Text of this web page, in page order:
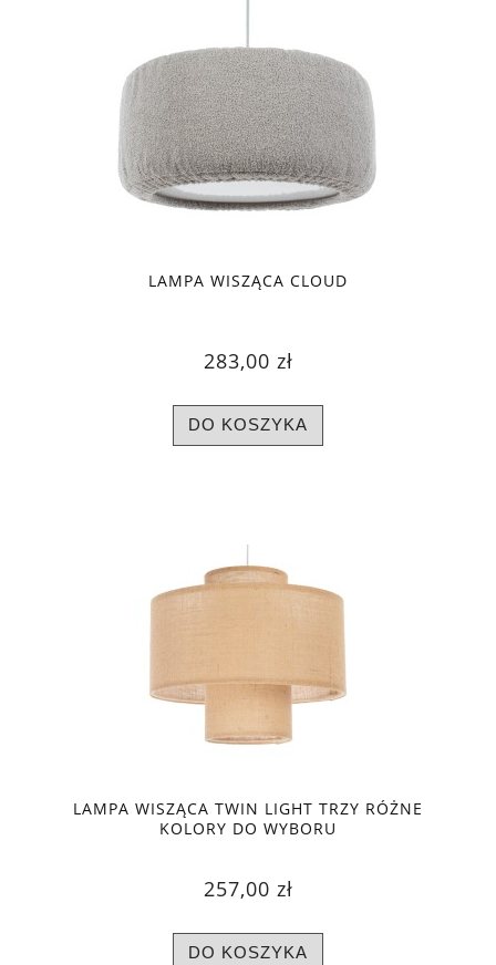
LAMPA WISZĄCA CLOUD
283,00 zł
DO KOSZYKA
LAMPA WISZĄCA TWIN LIGHT TRZY RÓŻNE
KOLORY DO WYBORU
257,00 zł
DO KOSZYKA